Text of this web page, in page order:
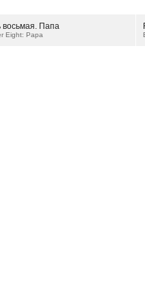
восьмая. Папа
Eight: Papa